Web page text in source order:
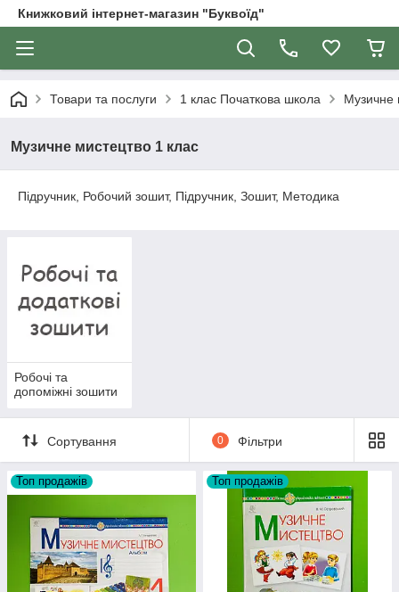
Книжковий інтернет-магазин "Буквоїд"
Товари та послуги 1 клас Початкова школа Музичне
Музичне мистецтво 1 клас
Підручник, Робочий зошит, Підручник, Зошит, Методика
Робочі та
допоміжні зошити
Сортування 0 Фільтри
Топ продажів Топ продажів